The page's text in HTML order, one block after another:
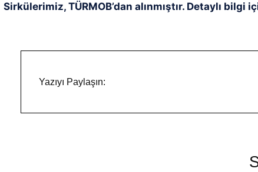
Sirkülerimiz, TÜRMOB’dan alınmıştır. Detaylı bilgi
Yazıyı Paylaşın: